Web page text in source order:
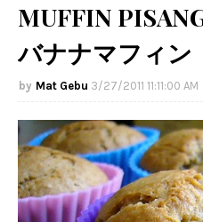
MUFFIN
バナナマフィン
Mat Gebu 3/27/2011 11:11:00 AM